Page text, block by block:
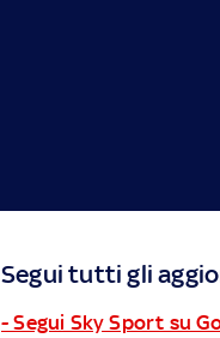
Segui tutti gli
- Segui Sky Sport su